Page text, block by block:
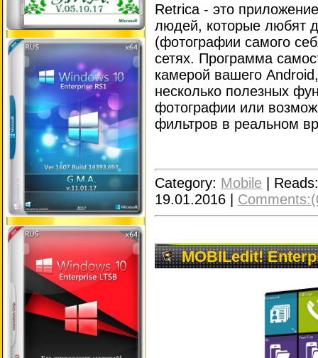
Retrica - это
людей, которые любят
(фотографии самого
сетях. Программа
камерой вашего
несколько полезных
фотографии или
фильтров в реальном
Category: Mobile | Reads:
19.01.2016 |
MOBILedit!